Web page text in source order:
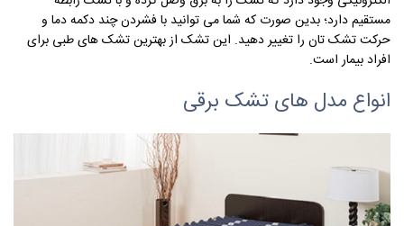
مستقیم دارد؛ بدین صورت که شما می توانید با فشردن چند دکمه دما و
حرکت تشک تان را تغییر دهید. این تشک از بهترین تشک های طبی برای
افراد بیمار است.
انواع مدل های تشک برقی